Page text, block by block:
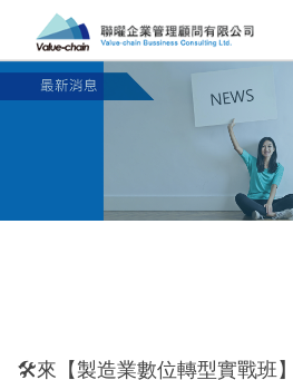
🛠️來【製造業數位轉型實戰班